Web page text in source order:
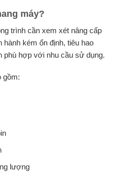
máy?
trình cần xem xét nâng cấp
hành kém ổn định, tiêu hao
phù hợp với nhu cầu sử dụng.
gồm:
lượng